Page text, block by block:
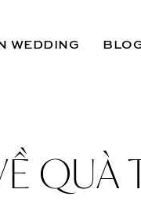
WEDDING
QUÀ